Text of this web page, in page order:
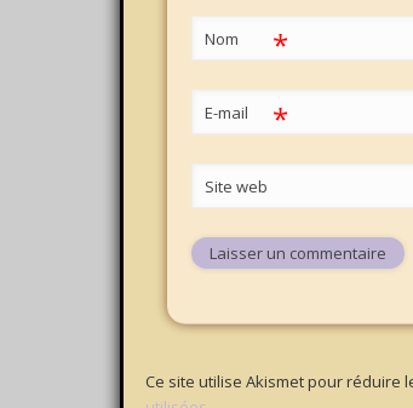
Nom *
E-mail *
Site web
Ce site utilise Akismet pour réduire